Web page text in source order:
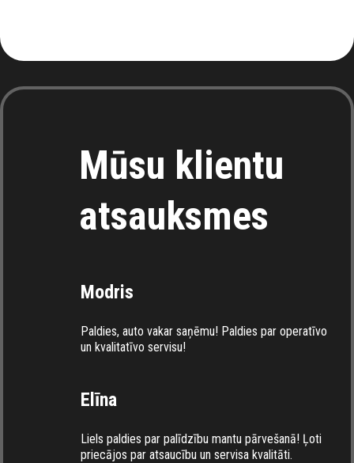
Mūsu klientu
atsauksmes
Modris
Paldies, auto vakar saņēmu! Paldies par operatīvo
un kvalitatīvo servisu!
Elīna
Liels paldies par palīdzību mantu pārvešanā! Ļoti
priecājos par atsaucību un servisa kvalitāti.